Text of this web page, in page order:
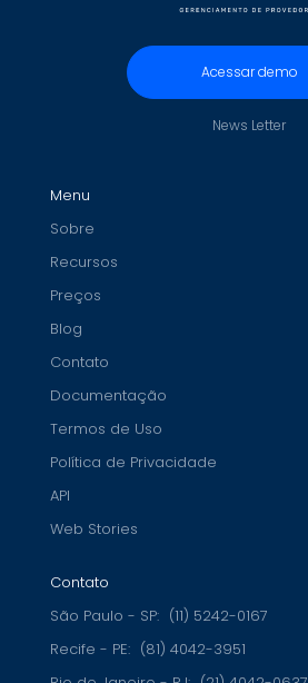
Acessar demo
News Letter
Menu
Sobre
Recursos
Preços
Blog
Contato
Documentação
Termos de Uso
Política de Privacidade
API
Web Stories
Contato
São Paulo - SP: (11) 5242-0167
Recife - PE: (81) 4042-3951